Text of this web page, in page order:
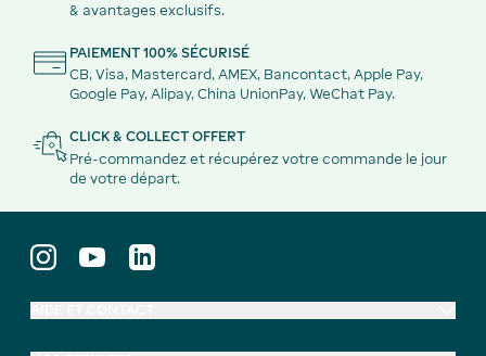
& avantages exclusifs.
PAIEMENT 100% SÉCURISÉ
CB, Visa, Mastercard, AMEX, Bancontact, Apple Pay,
Google Pay, Alipay, China UnionPay, WeChat Pay.
CLICK & COLLECT OFFERT
Pré-commandez et récupérez votre commande le jour
de votre départ.